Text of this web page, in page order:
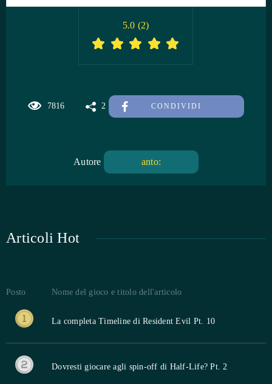
7816 2 CONDIVIDI
5.0 (2)
Autore anto:
Articoli Hot
Posto Nome del gioco e titolo dell'articolo
La completa Timeline di Resident Evil Pt. 10
Dovresti giocare agli spin-off di Half-Life? Pt. 2